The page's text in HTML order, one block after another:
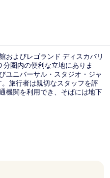
およびレゴランド ディスカバリ
分圏内の便利な立地にありま
ユニバーサル・スタジオ・ジャ
旅行者は親切なスタッフを評
機関を利用でき、そばには地下